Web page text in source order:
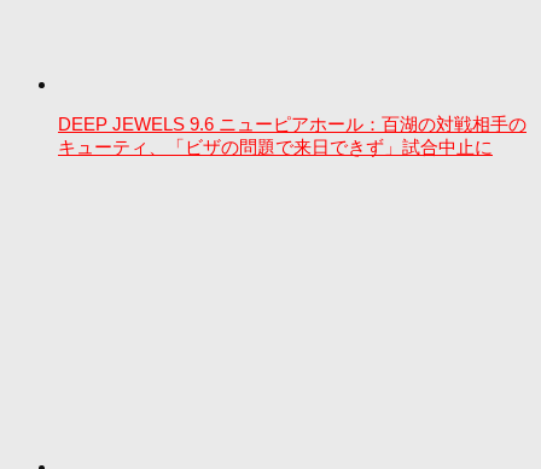
DEEP JEWELS 9.6 ニューピアホール：百湖の対戦相手の
キューティ、「ビザの問題で来日できず」試合中止に